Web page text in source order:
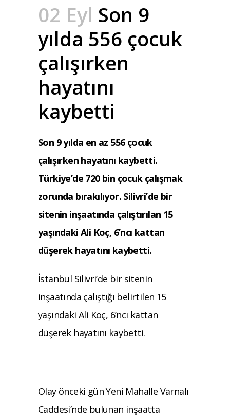
02 Eyl Son 9
yılda 556 çocuk
çalışırken
hayatını
kaybetti
Son 9 yılda en az 556 çocuk
çalışırken hayatını kaybetti.
Türkiye’de 720 bin çocuk çalışmak
zorunda bırakılıyor. Silivri’de bir
sitenin inşaatında çalıştırılan 15
yaşındaki Ali Koç, 6’ncı kattan
düşerek hayatını kaybetti.
İstanbul Silivri’de bir sitenin
inşaatında çalıştığı belirtilen 15
yaşındaki Ali Koç, 6’ncı kattan
düşerek hayatını kaybetti.
Olay önceki gün Yeni Mahalle Varnalı
Caddesi’nde bulunan inşaatta